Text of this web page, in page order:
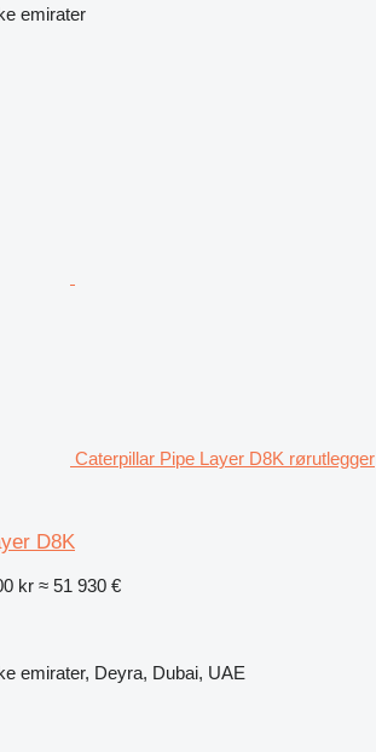
emirater
Caterpillar Pipe Layer D8K rørutlegger
D8K
kr ≈ 51 930 €
emirater, Deyra, Dubai, UAE